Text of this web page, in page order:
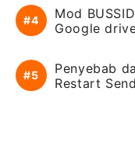
Mod
Google
Penyebab
Restart